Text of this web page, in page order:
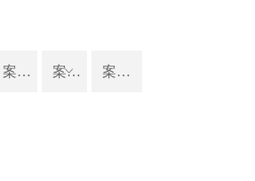
案例人行通道管理系统 ꀁ
案例景观配套设施 案例升降柱